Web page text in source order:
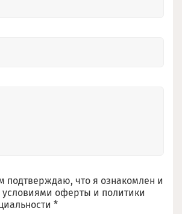
подтверждаю, что я ознакомлен и
условиями оферты и политики
*